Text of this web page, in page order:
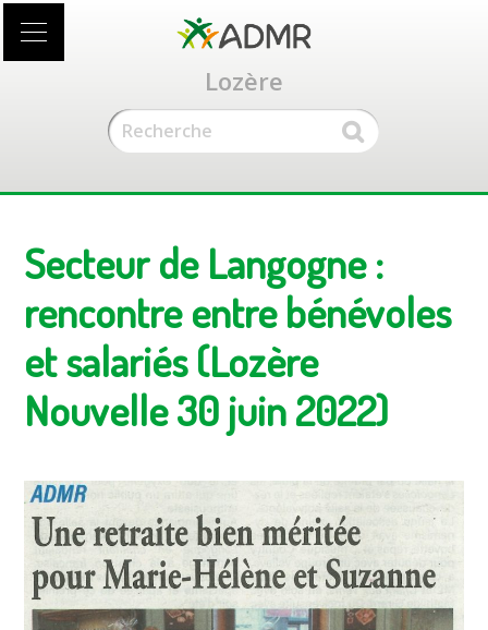
contenu
Lozère
Secteur de Langogne :
rencontre entre bénévoles
et salariés (Lozère
Nouvelle 30 juin 2022)